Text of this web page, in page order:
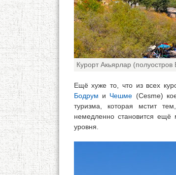
Курорт Акьярлар (полуостров
Ещё хуже то, что из всех
Бодрум и Чешме (Cesme)
туризма, которая мстит
немедленно становится ещё
уровня.